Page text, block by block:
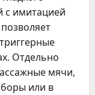
с имитацией
Отдельно
мячи,
или в